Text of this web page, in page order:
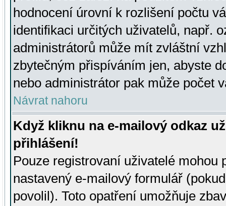
hodnocení úrovní k rozlišení počtu
identifikaci určitých uživatelů, např.
administrátorů může mít zvláštní
zbytečným přispíváním jen, abyste
nebo administrátor pak může počet
Návrat nahoru
Když kliknu na e-mailový odkaz
přihlášení!
Pouze registrovaní uživatelé mohou
nastavený e-mailový formulář
povolil). Toto opatření umožňuje